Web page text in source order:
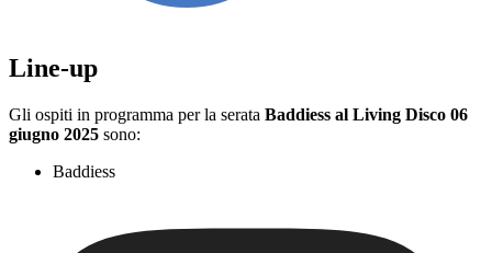
Line-up
Gli ospiti in programma per la serata Baddiess al Living Disco 06
giugno 2025 sono:
Baddiess